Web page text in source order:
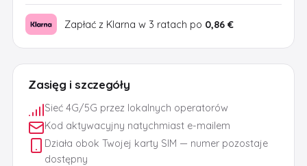
Zasięg i szczegóły
Sieć 4G/5G przez lokalnych operatorów
Kod aktywacyjny natychmiast e-mailem
Działa obok Twojej karty SIM — numer pozostaje
dostępny
Zapłać z Klarna w 3 ratach po 0,86 €